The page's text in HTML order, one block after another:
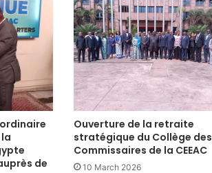
de
Ouverture de la retraite
stratégique du Collège des
Commissaires de la CEEAC
10 March 2026